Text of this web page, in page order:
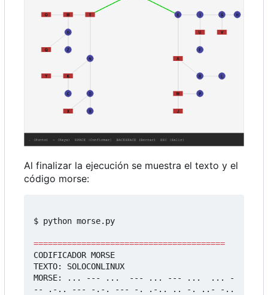
Al finalizar la ejecución se muestra el texto y el
código morse:
$ python morse.py
========================================
CODIFICADOR MORSE
TEXTO: SOLOCONLINUX
MORSE: ... --- ...  --- ... --- ...  ... -
-- .-.. --- -.-. --- -. .-.. .. -. ..- -..